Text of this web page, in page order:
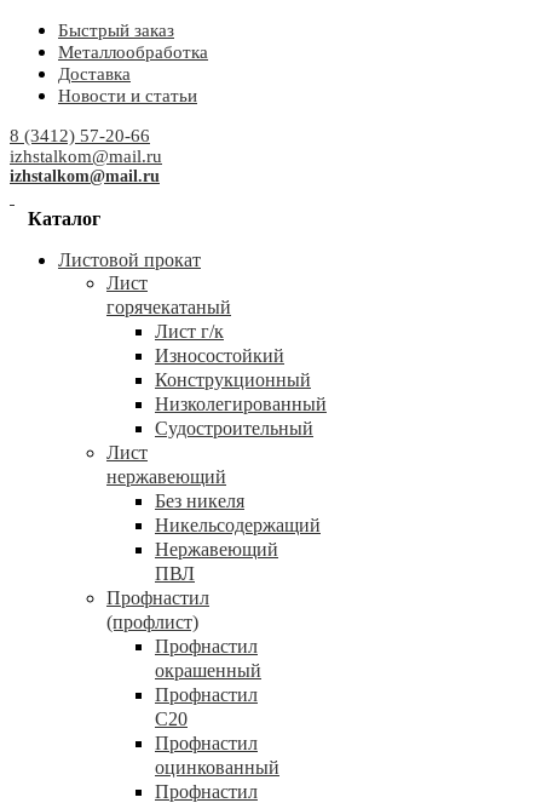
Быстрый заказ
Металлообработка
Доставка
Новости и статьи
8 (3412) 57-20-66
izhstalkom@mail.ru
izhstalkom@mail.ru
Каталог
Листовой прокат
Лист
горячекатаный
Лист г/к
Износостойкий
Конструкционный
Низколегированный
Судостроительный
Лист
нержавеющий
Без никеля
Никельсодержащий
Нержавеющий
ПВЛ
Профнастил
(профлист)
Профнастил
окрашенный
Профнастил
С20
Профнастил
оцинкованный
Профнастил